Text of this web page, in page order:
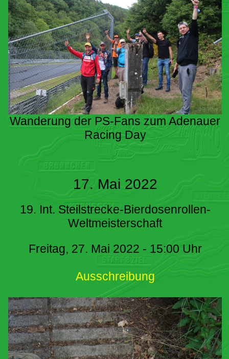
Wanderung der PS-Fans zum Adenauer
Racing Day
17. Mai 2022
19. Int. Steilstrecke-Bierdosenrollen-
Weltmeisterschaft
Freitag, 27. Mai 2022 - 15:00 Uhr
Ausschreibung